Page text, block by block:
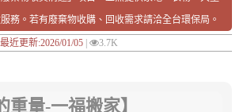
務。若有廢棄物收購、回收需求請洽全台環保局。
最近更新:2026/01/05|
3.7K
重量-一福搬家】